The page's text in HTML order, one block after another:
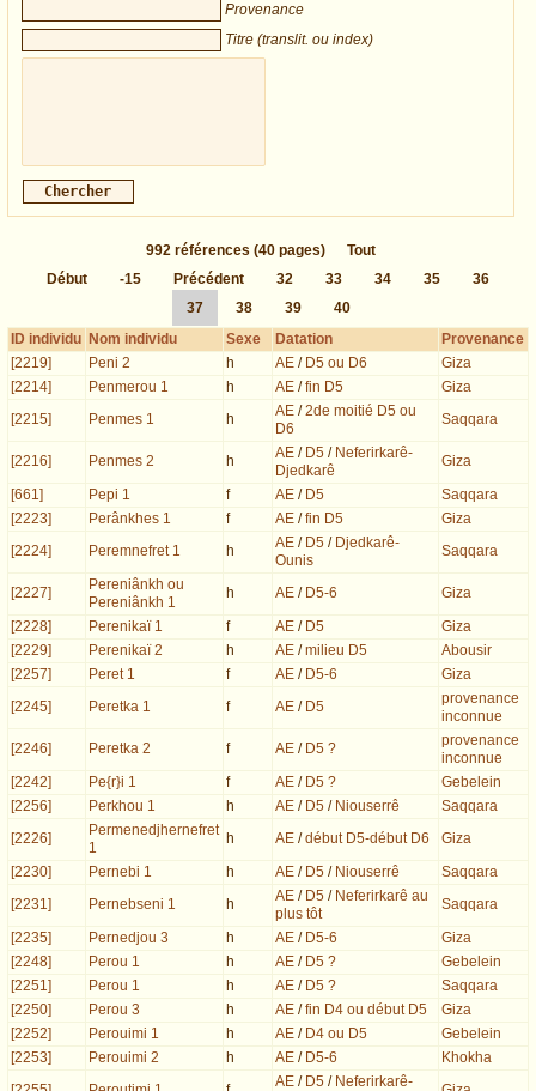
Provenance
Titre (translit. ou index)
992 références (40 pages)
Tout
Début
-15 Précédent 32 33 34 35
36
37
38 39
40
ID individu Nom individu Sexe Datation
Provenance
[2219]
Peni 2 h AE / D5 ou D6
Giza
[2214]
Penmerou 1 h AE /fin D5
Giza
[2215]
Penmes 1 h AE /2de moitié D5 ou
D6
Saqqara
[2216] Penmes 2 h AE / D5 / Neferirkarê-
Djedkarê
Giza
[661]
Pepi 1 f AE / D5
Saqqara
[2223]
Perânkhes 1 f AE /fin D5
Giza
[2224]
Peremnefret 1 h AE / D5 / Djedkarê-
Ounis
Saqqara
[2227]
Pereniânkh ou
Pereniânkh 1
h AE / D5-6
Giza
[2228]
Perenikaï 1 f AE / D5
Giza
[2229]
Perenikaï 2 h AE /milieu D5
Abousir
[2257]
Peret 1 f AE / D5-6
Giza
[2245]
Peretka 1 f AE / D5
provenance
inconnue
[2246]
Peretka 2 f AE / D5 ?
provenance
inconnue
[2242]
Pe{r}i 1 f AE / D5 ?
Gebelein
[2256]
Perkhou 1 h AE / D5 / Niouserrê
Saqqara
[2226]
Permenedjhernefret
1
h AE /début D5-début D6
Giza
[2230]
Pernebi 1 h AE / D5 / Niouserrê
Saqqara
[2231]
Pernebseni 1 h AE / D5 / Neferirkarê au
plus tôt
Saqqara
[2235]
Pernedjou 3 h AE / D5-6
Giza
[2248]
Perou 1 h AE / D5 ?
Gebelein
[2251]
Perou 1 h AE / D5 ?
Saqqara
[2250]
Perou 3 h AE /fin D4 ou début D5
Giza
[2252]
Perouimi 1 h AE / D4 ou D5
Gebelein
[2253]
Perouimi 2 h AE / D5-6
Khokha
AE / D5 / Neferirkarê-